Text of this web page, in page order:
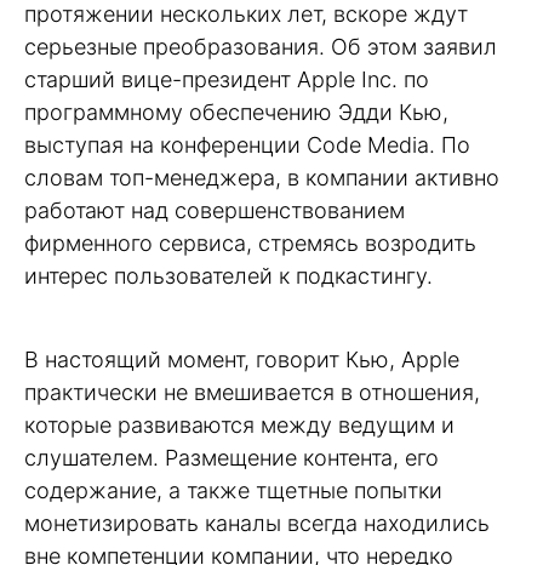
протяжении нескольких лет, вскоре ждут
серьезные преобразования. Об этом заявил
старший вице-президент Apple Inc. по
программному обеспечению Эдди Кью,
выступая на конференции Code Media. По
словам топ-менеджера, в компании активно
работают над совершенствованием
фирменного сервиса, стремясь возродить
интерес пользователей к подкастингу.
В настоящий момент, говорит Кью, Apple
практически не вмешивается в отношения,
которые развиваются между ведущим и
слушателем. Размещение контента, его
содержание, а также тщетные попытки
монетизировать каналы всегда находились
вне компетенции компании, что нередко